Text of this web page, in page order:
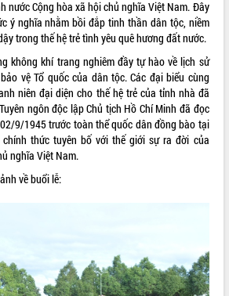
nước Cộng hòa xã hội chủ nghĩa Việt Nam. Đây
ý nghĩa nhằm bồi đắp tinh thần dân tộc, niềm
trong thế hệ trẻ tình yêu quê hương đất nước.
không khí trang nghiêm đầy tự hào về lịch sử
vệ Tổ quốc của dân tộc. Các đại biểu cùng
niên đại diện cho thế hệ trẻ của tỉnh nhà đã
ngôn độc lập Chủ tịch Hồ Chí Minh đã đọc
9/1945 trước toàn thể quốc dân đồng bào tại
thức tuyên bố với thế giới sự ra đời của
nghĩa Việt Nam.
về buổi lễ: